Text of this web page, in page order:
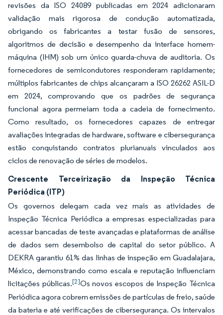
revisões da ISO 24089 publicadas em 2024 adicionaram
validação mais rigorosa de condução automatizada,
obrigando os fabricantes a testar fusão de sensores,
algoritmos de decisão e desempenho da interface homem-
máquina (IHM) sob um único guarda-chuva de auditoria. Os
fornecedores de semicondutores responderam rapidamente;
múltiplos fabricantes de chips alcançaram a ISO 26262 ASIL-D
em 2024, comprovando que os padrões de segurança
funcional agora permeiam toda a cadeia de fornecimento.
Como resultado, os fornecedores capazes de entregar
avaliações integradas de hardware, software e cibersegurança
estão conquistando contratos plurianuais vinculados aos
ciclos de renovação de séries de modelos.
Crescente Terceirização da Inspeção Técnica
Periódica (ITP)
Os governos delegam cada vez mais as atividades de
Inspeção Técnica Periódica a empresas especializadas para
acessar bancadas de teste avançadas e plataformas de análise
de dados sem desembolso de capital do setor público. A
DEKRA garantiu 61% das linhas de inspeção em Guadalajara,
México, demonstrando como escala e reputação influenciam
licitações públicas.[2]Os novos escopos de Inspeção Técnica
Periódica agora cobrem emissões de partículas de freio, saúde
da bateria e até verificações de cibersegurança. Os intervalos